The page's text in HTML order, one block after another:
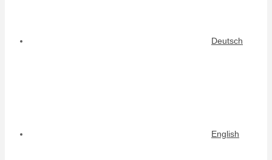
Deutsch
English